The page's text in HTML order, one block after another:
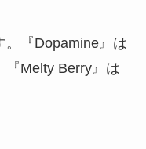
。『Dopamine』は
『Melty Berry』は